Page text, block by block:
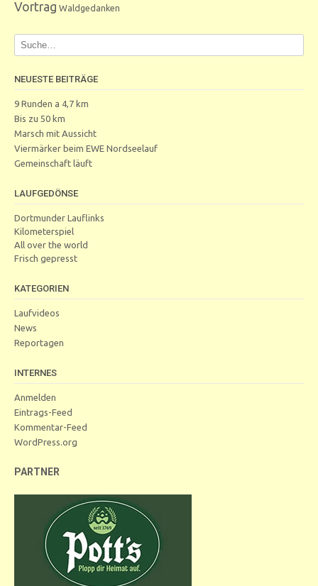
Vortrag Waldgedanken
NEUESTE BEITRÄGE
9 Runden a 4,7 km
Bis zu 50 km
Marsch mit Aussicht
Viermärker beim EWE Nordseelauf
Gemeinschaft läuft
LAUFGEDÖNSE
Dortmunder Lauflinks
Kilometerspiel
All over the world
Frisch gepresst
KATEGORIEN
Laufvideos
News
Reportagen
INTERNES
Anmelden
Eintrags-Feed
Kommentar-Feed
WordPress.org
PARTNER